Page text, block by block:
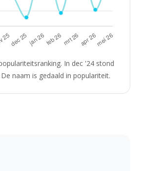
In dec '24 stond
naam is gedaald in populariteit.